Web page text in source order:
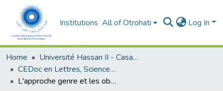
Institutions All of Otrohati Log In
Home
Université Hassan II - Casablanca
CEDoc en Lettres, Sciences Humaines, Arts et Sciences de l’Education (CED - LSHASE)
L'approche genre et les objectifs éducatifs